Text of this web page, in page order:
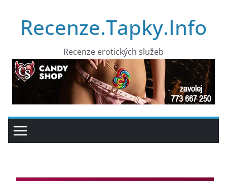
obsahRecenze.Tapky.Info
Recenze erotických služeb